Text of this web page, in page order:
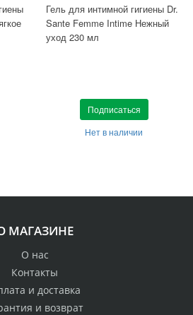
Гель для интимной гигиены Dr.
Sante Femme Intime Нежный
уход 230 мл
Подписаться
Нет в наличии
МАГАЗИНЕ
О нас
Контакты
и доставка
и возврат